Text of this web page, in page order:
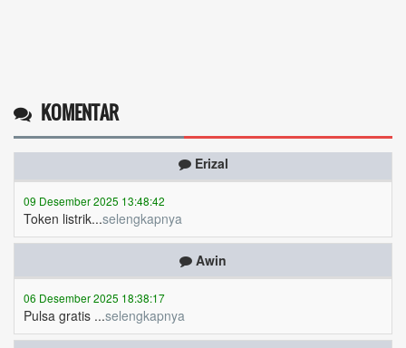
KOMENTAR
Token listrik...selengkapnya
Pulsa gratis ...selengkapnya
Musriadi